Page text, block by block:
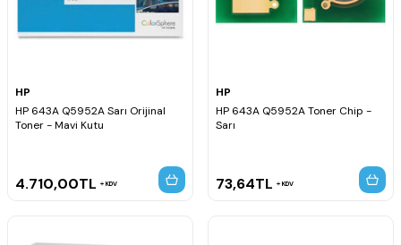
HP
HP 643A Q5952A Sarı Orijinal
Toner - Mavi Kutu
4.710,00TL KDV
HP
HP 643A Q5952A Toner Chip -
Sarı
73,64TL KDV